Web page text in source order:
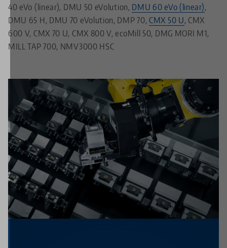
40 eVo (linear), DMU 50 eVolution, DMU 60 eVo (linear),
DMU 65 H, DMU 70 eVolution, DMP 70,CMX 50 U, CMX
600 V, CMX 70 U, CMX 800 V, ecoMill 50, DMG MORI M1,
MILL TAP 700, NMV3000 HSC